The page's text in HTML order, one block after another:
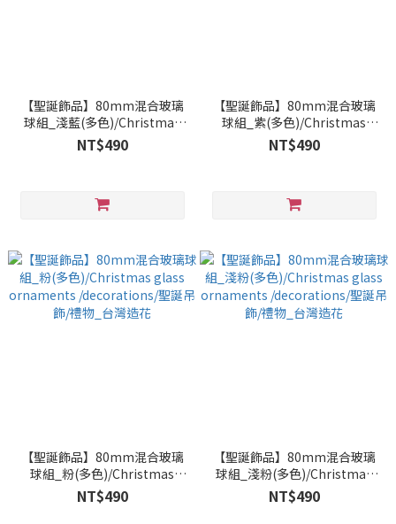
【聖誕飾品】80mm混合玻璃
球組_淺藍(多色)/Christmas
glass ornaments
/decorations/聖誕吊飾/禮物_
NT$490
【聖誕飾品】80mm混合玻璃
球組_紫(多色)/Christmas
glass ornaments
/decorations/聖誕吊飾/禮物_
NT$490
【聖誕飾品】80mm混合玻璃
球組_粉(多色)/Christmas
glass ornaments
/decorations/聖誕吊飾/禮物_
NT$490
【聖誕飾品】80mm混合玻璃
球組_淺粉(多色)/Christmas
glass ornaments
/decorations/聖誕吊飾/禮物_
NT$490